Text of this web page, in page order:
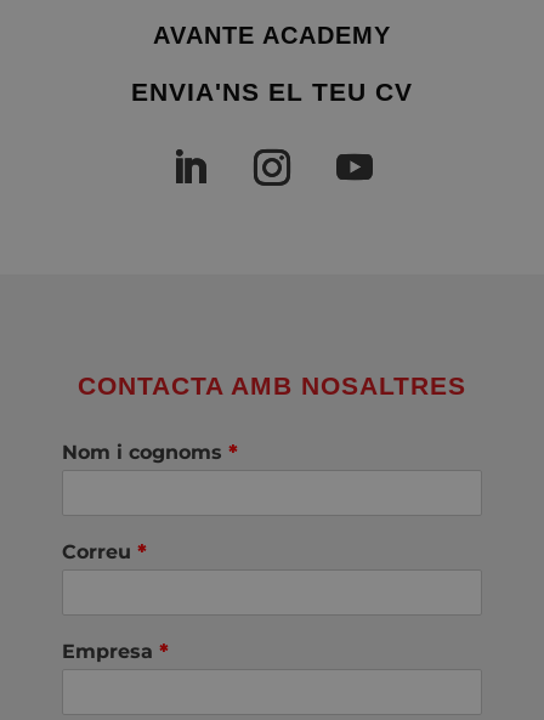
AVANTE ACADEMY
ENVIA'NS EL TEU CV
CONTACTA AMB NOSALTRES
Nom i cognoms *
Correu *
Empresa *